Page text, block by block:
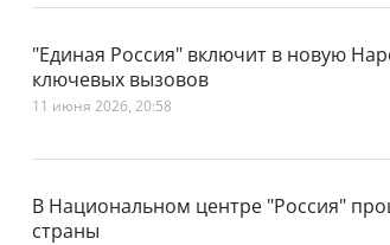
"Единая Россия" включит в новую
ключевых вызовов
11 июня 2026, 20:58
В Национальном центре "Россия"
страны